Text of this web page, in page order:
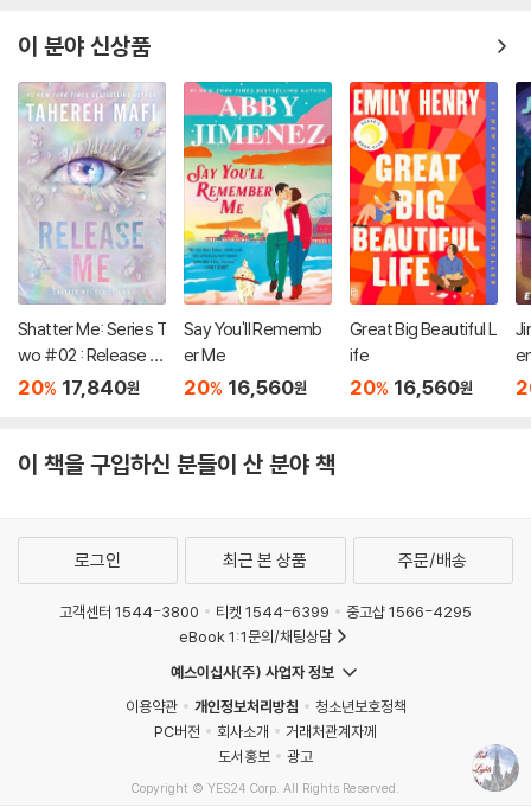
이 분야 신상품
Shatter Me: Series T
wo #02 : Release M
e
20% 17,840원
Say You'll Rememb
er Me
20% 16,560원
Great Big Beautiful L
ife
20% 16,560원
이 책을 구입하신 분들이 산 분야 책
로그인 최근 본 상품 주문/배송
고객센터 1544-3800 티켓 1544-6399
중고샵 1566-4295
eBook 1:1문의/채팅상담
예스이십사(주) 사업자 정보
이용약관
개인정보처리방침
청소년보호정책
PC버전
회사소개
거래처관계자께
도서홍보
광고
Copyright © YES24 Corp. All Rights Reserved.